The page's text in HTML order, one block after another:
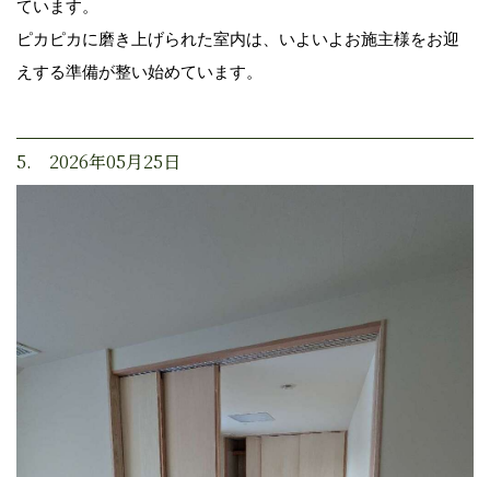
ています。
ピカピカに磨き上げられた室内は、いよいよお施主様をお迎
えする準備が整い始めています。
5. 2026年05月25日